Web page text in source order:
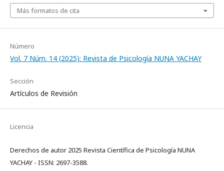
Más formatos de cita
Número
Vol. 7 Núm. 14 (2025): Revista de Psicología NUNA YACHAY
Sección
Artículos de Revisión
Licencia
Derechos de autor 2025 Revista Científica de Psicología NUNA
YACHAY - ISSN: 2697-3588.